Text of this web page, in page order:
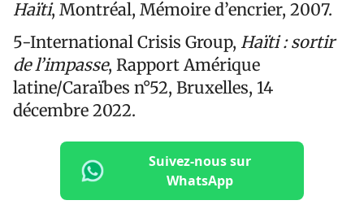
Haïti, Montréal, Mémoire d’encrier, 2007.
5-International Crisis Group, Haïti : sortir
de l’impasse, Rapport Amérique
latine/Caraïbes n°52, Bruxelles, 14
décembre 2022.
Suivez-nous sur
WhatsApp